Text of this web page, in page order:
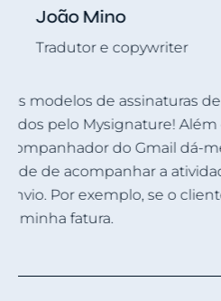
Roman
Marketing por
Tive uma ótima
muito simples e
criar uma assinatura
minha equipa. Obrigado
por ajudar na criação de
meu email comercial.
of